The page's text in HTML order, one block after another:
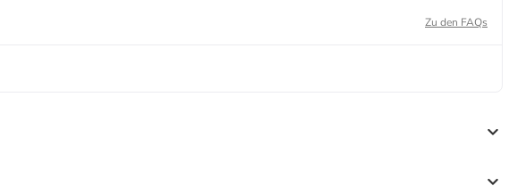
Zu den FAQs